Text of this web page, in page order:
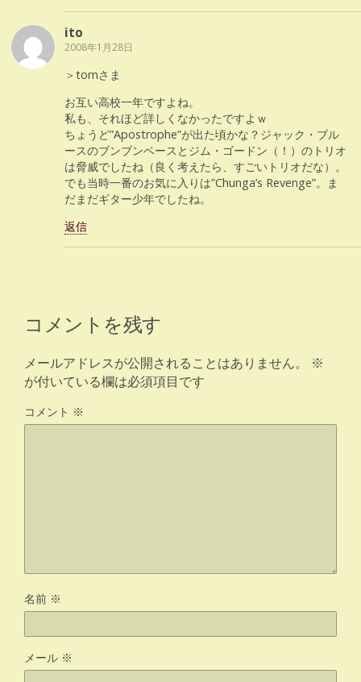
ito
2008年1月28日
＞tomさま
お互い高校一年ですよね。
私も、それほど詳しくなかったですよｗ
ちょうど”Apostrophe”が出た頃かな？ジャック・ブル
ースのブンブンベースとジム・ゴードン（！）のトリオ
は脅威でしたね（良く考えたら、すごいトリオだな）。
でも当時一番のお気に入りは”Chunga’s Revenge”。ま
だまだギター少年でしたね。
返信
コメントを残す
メールアドレスが公開されることはありません。
※
が付いている欄は必須項目です
コメント ※
名前 ※
メール ※